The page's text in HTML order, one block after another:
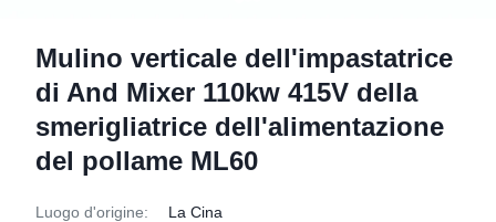
Mulino verticale dell'impastatrice
di And Mixer 110kw 415V della
smerigliatrice dell'alimentazione
del pollame ML60
Luogo d'origine: La Cina